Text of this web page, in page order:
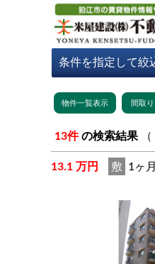
13件 の検索結果
13.1 万円 敷 1ヶ月